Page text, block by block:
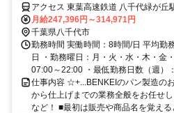
アクセス 東葉高速鉄道 八千代緑が丘
月給247,396円～314,971円
千葉県八千代市
勤務時間 実働時間：8時間/日 平均勤
日 ・勤務曜日：月・火・水・木・金
07:00～22:00 ・最低勤務日数（週）：
仕事内容 ☆+...BENKEIのパン製造の
から仕上げまでの業務全般をお任せ
など！ ■最初は販売や商品名を覚える